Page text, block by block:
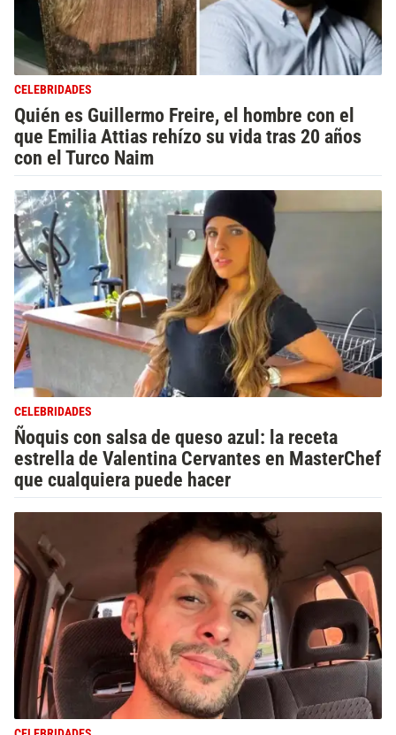
CELEBRIDADES
Quién es Guillermo Freire, el hombre con el
que Emilia Attias rehízo su vida tras 20 años
con el Turco Naim
CELEBRIDADES
Ñoquis con salsa de queso azul: la receta
estrella de Valentina Cervantes en MasterChef
que cualquiera puede hacer